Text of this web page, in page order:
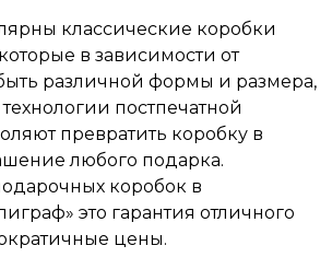
классические коробки
в зависимости от
различной формы и размера,
постпечатной
превратить коробку в
любого подарка.
коробок в
это гарантия отличного
цены.